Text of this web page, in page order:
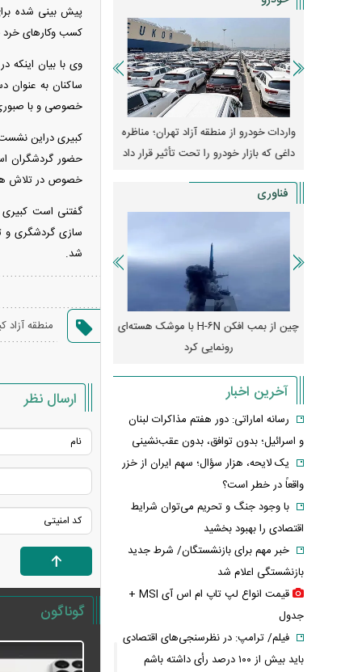
پیش بینی شده
کسب وکار‌های خرد
وی با بیان
ساکنان به عنوان
خصوصی و با صبوری
کبیری دراین
حضور گردشگران
خصوص در تلاش
گفتنی است
سازی گردشگری و
شد.
منطقه
ارسال نظر
گوناگون
واردات خودرو از منطقه آزاد تهران؛ مناظره
داغی که بازار خودرو را تحت تأثیر قرار داد
قیمت خودرو وارد فاز
واکنش بازار به
فناوری
چین از بمب افکن H-۶N با موشک هسته‌ای
رونمایی کرد
پهپاد رهگیر یا موشک
کدامیک
آخرین اخبار
رسانه اماراتی: دور هفتم مذاکرات لبنان
و اسرائیل؛ بدون توافق، بدون عقب‌نشینی
یک لایحه، هزار سؤال؛ سهم ایران از خزر
واقعاً در خطر است؟
با وجود جنگ و تحریم می‌توان شرایط
اقتصادی را بهبود بخشید
خبر مهم برای بازنشستگان/ شرط جدید
بازنشستگی اعلام شد
قیمت انواع لپ تاپ ام اس آی MSI +
جدول
فیلم/ ترامپ: در نظرسنجی‌های اقتصادی
باید بیش از ۱۰۰ درصد رأی داشته باشم